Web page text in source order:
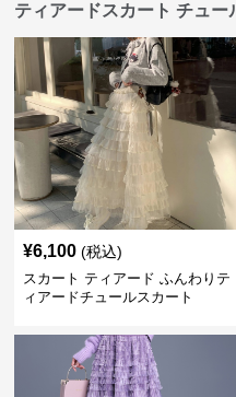
ティアードスカート チュー
¥6,100 (税込)
スカート ティアード ふんわりテ
ィアードチュールスカート